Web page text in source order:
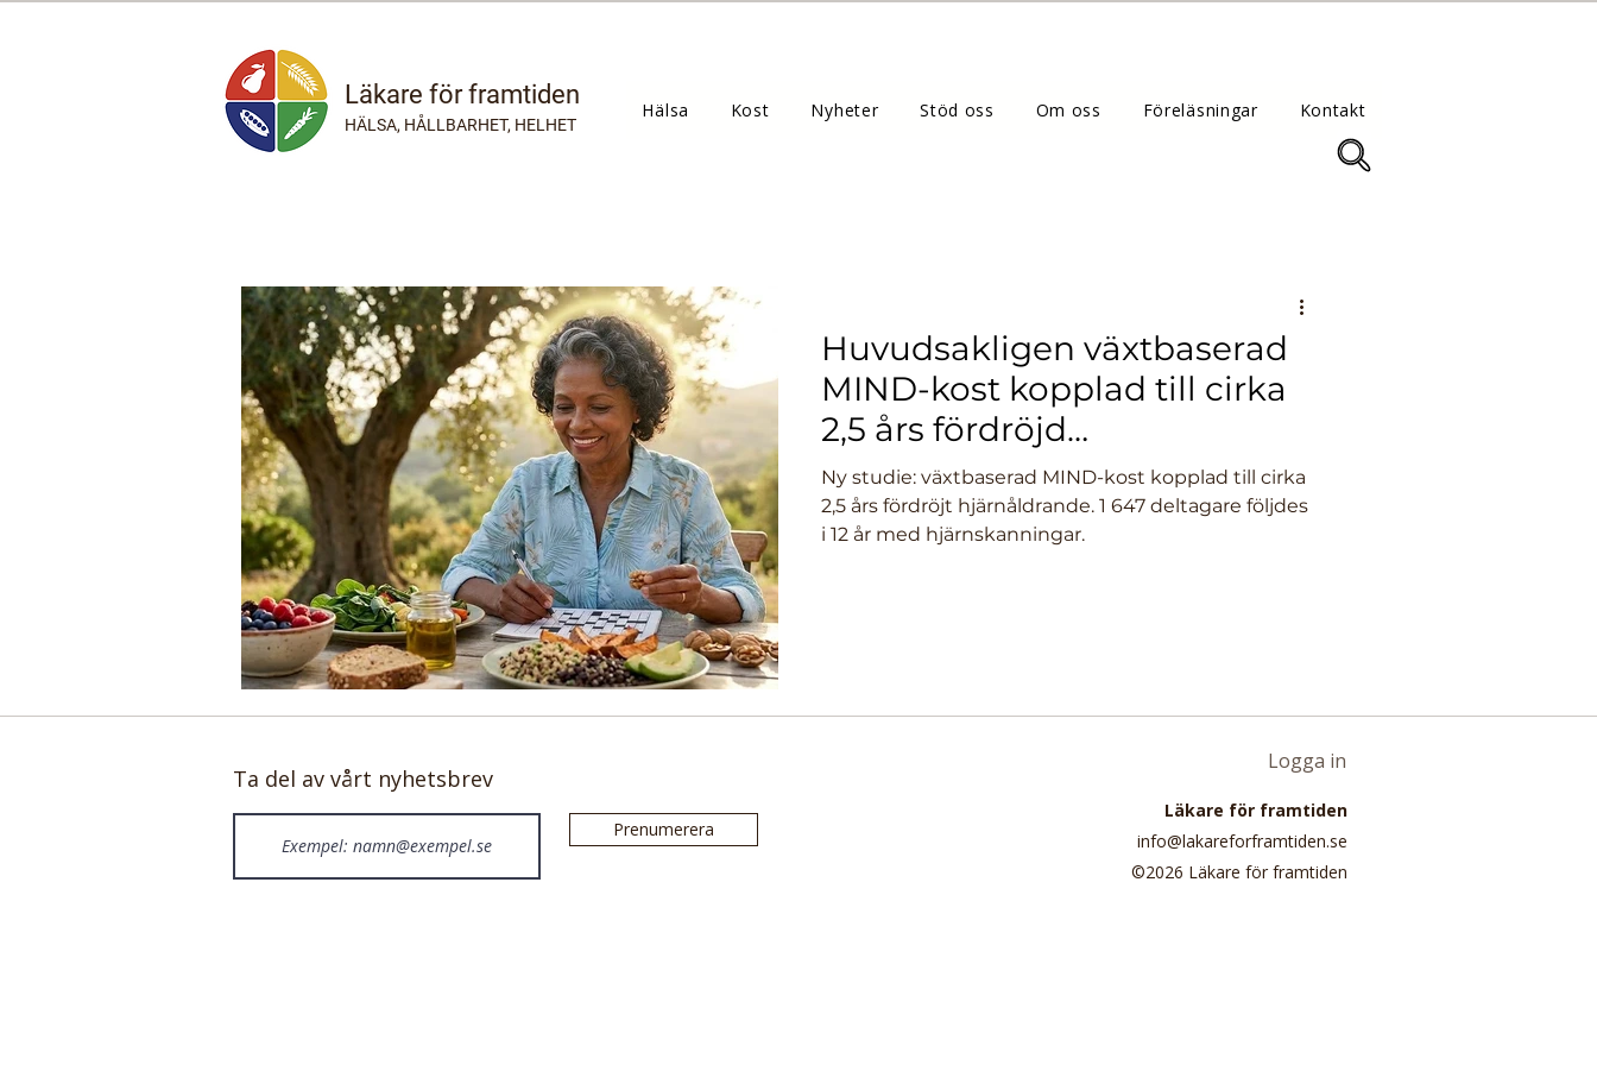
Läkare för framtiden
HÄLSA, HÅLLBARHET, HELHET
Hälsa Kost Nyheter Stöd oss Om oss Föreläsningar Kontakt
Huvudsakligen växtbaserad
MIND-kost kopplad till cirka
2,5 års fördröjd
hjärnåldrande
Ny studie: växtbaserad MIND-kost kopplad till cirka
2,5 års fördröjt hjärnåldrande. 1 647 deltagare följdes
i 12 år med hjärnskanningar.
Ta del av vårt nyhetsbrev
Prenumerera
Logga in
Läkare för framtiden
info@lakareforframtiden.se
©2026 Läkare för framtiden